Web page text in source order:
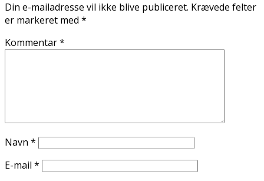
Din e-mailadresse vil ikke blive publiceret. Krævede felter
er markeret med *
Kommentar*
Navn *
E-mail *